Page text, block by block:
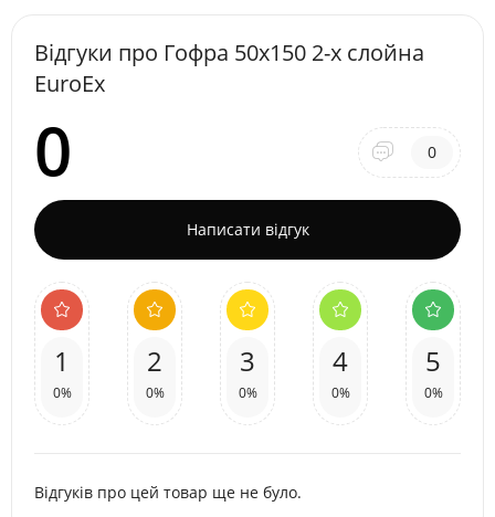
Відгуки про Гофра 50х150 2-х слойна
EuroEx
0 0
Написати відгук
1
0%
2
0%
3
0%
4
0%
5
0%
Відгуків про цей товар ще не було.